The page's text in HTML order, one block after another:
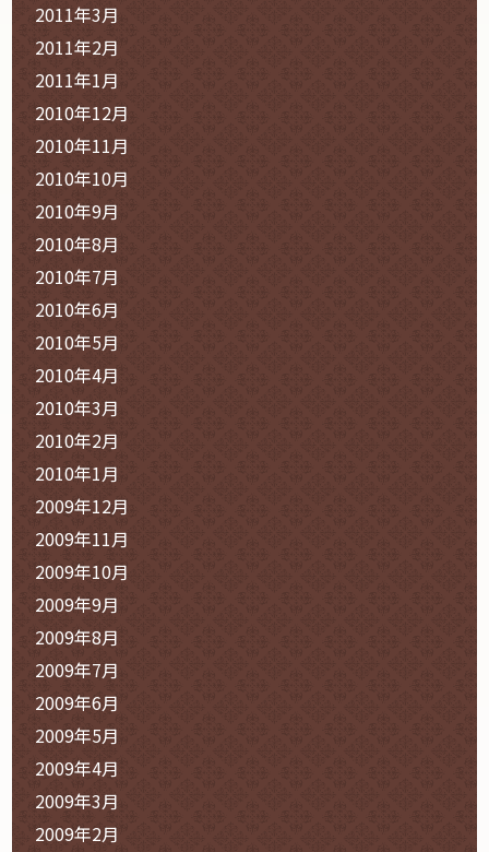
2011年3月
2011年2月
2011年1月
2010年12月
2010年11月
2010年10月
2010年9月
2010年8月
2010年7月
2010年6月
2010年5月
2010年4月
2010年3月
2010年2月
2010年1月
2009年12月
2009年11月
2009年10月
2009年9月
2009年8月
2009年7月
2009年6月
2009年5月
2009年4月
2009年3月
2009年2月